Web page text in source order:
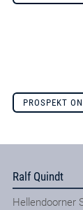
PROSPEKT
Ralf Quindt
Hellendoorner